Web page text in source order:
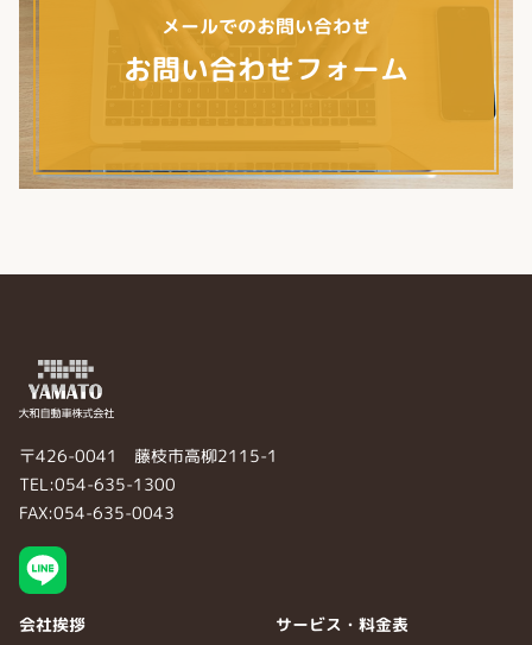
メールでのお問い合わせ
お問い合わせフォーム
〒426-0041 藤枝市高柳2115-1
TEL:054-635-1300
FAX:054-635-0043
会社挨拶 サービス・料金表